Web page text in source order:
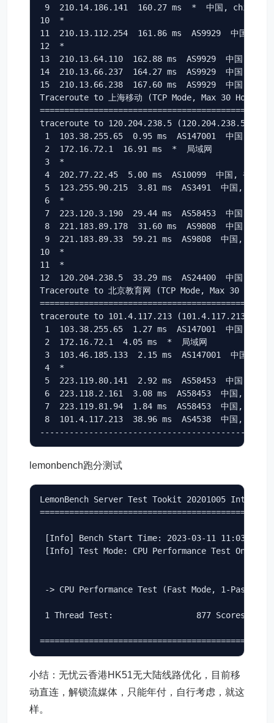
9  210.14.186.141  160.27 ms  *  中国,
10  *
11  210.13.112.254  161.86 ms  AS9929  中国, 上
12  *
13  210.13.64.110  162.88 ms  AS9929  中国, 上海
14  210.13.66.237  164.27 ms  AS9929  中国, 上海
15  210.13.66.238  167.60 ms  AS9929  中国, 上海
Traceroute to 上海移动 (TCP Mode, Max 30 Hop)
traceroute to 120.204.238.5 (120.204.238.5), 30
1  103.38.255.65  0.95 ms  AS147001  中国, 香港,
2  172.16.72.1  16.91 ms  *  局域网
3  *
4  202.77.22.45  5.00 ms  AS10099  中国, 香港,
5  123.255.90.215  3.81 ms  AS3491  中国, 香港
6  *
7  223.120.3.190  29.44 ms  AS58453  中国, 上
8  221.183.89.178  31.60 ms  AS9808  中国, 上
9  221.183.89.33  59.21 ms  AS9808  中国, 上海,
10  *
11  *
12  120.204.238.5  33.29 ms  AS24400  中国, 上
Traceroute to 北京教育网 (TCP Mode, Max 30 Hop)
traceroute to 101.4.117.213 (101.4.117.213), 30
1  103.38.255.65  1.27 ms  AS147001  中国, 香港,
2  172.16.72.1  4.05 ms  *  局域网
3  103.46.185.133  2.15 ms  AS147001  中国, 香
4  *
5  223.119.80.141  2.92 ms  AS58453  中国, 香
6  223.118.2.161  3.08 ms  AS58453  中国, 香港,
7  223.119.81.94  1.84 ms  AS58453  中国, 香港,
8  101.4.117.213  38.96 ms  AS4538  中国, 北京,
lemonbench跑分测试
LemonBench Server Test Tookit 20201005 Intl
[Info] Bench Start Time: 2023-03-11 11:03:37
[Info] Test Mode: CPU Performance Test Only
-> CPU Performance Test (Fast Mode, 1-Pass @
1 Thread Test:                 877 Scores
小结：无忧云香港HK51无大陆线路优化，目前移
动直连，解锁流媒体，只能年付，自行考虑，就这
样。